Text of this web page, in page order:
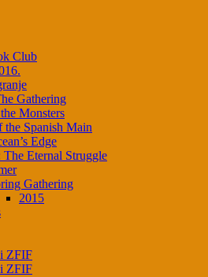
Club
Gathering
Monsters
the Spanish Main
Edge
The Eternal Struggle
Gathering
2015
ZFIF
ZFIF